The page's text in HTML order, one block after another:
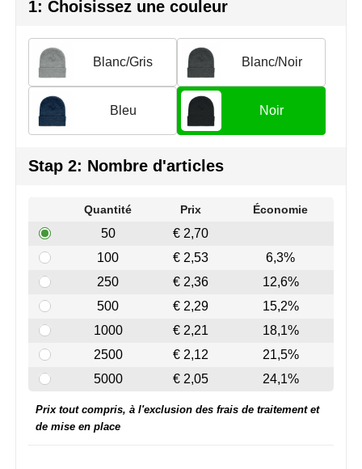
Vêtements de sport
Sacs
Sécurité, voiture & vélo
Loisirs, jeux & plein air
Join the pipe
Kambukka
Lipton
MagLite
Mentos
Mepal
MiniMAX
Moleskine
NoStress
Ocean Bottle
1: Choisissez une couleur
Blanc/Gris Blanc/Noir
Bleu Noir
Stap 2: Nombre d'articles
Quantité Prix Économie
50
€ 2,70
100
€ 2,53
6,3%
250
€ 2,36
12,6%
500
€ 2,29
15,2%
1000
€ 2,21
18,1%
2500
€ 2,12
21,5%
5000
€ 2,05 24,1%
Prix tout compris, à l'exclusion des frais de traitement et
de mise en place